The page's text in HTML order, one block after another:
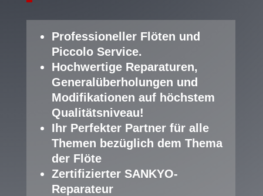
Professioneller Fl öten und
Piccolo Service.
Hochwertige Reparaturen,
Generalüberholungen und
Modifikationen auf höchstem
Qualitätsniveau!
Ihr Perfekter Partner für alle
Themen bezüglich dem Thema
der Flöte
Zertifizierter SANKYO-
Reparateur